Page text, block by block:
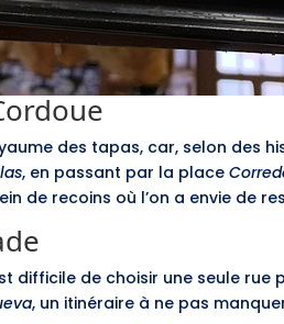
des tapas, car, selon des
, en passant par la place
de recoins où l’on a envie de
difficile de choisir une seule rue
, un itinéraire à ne pas